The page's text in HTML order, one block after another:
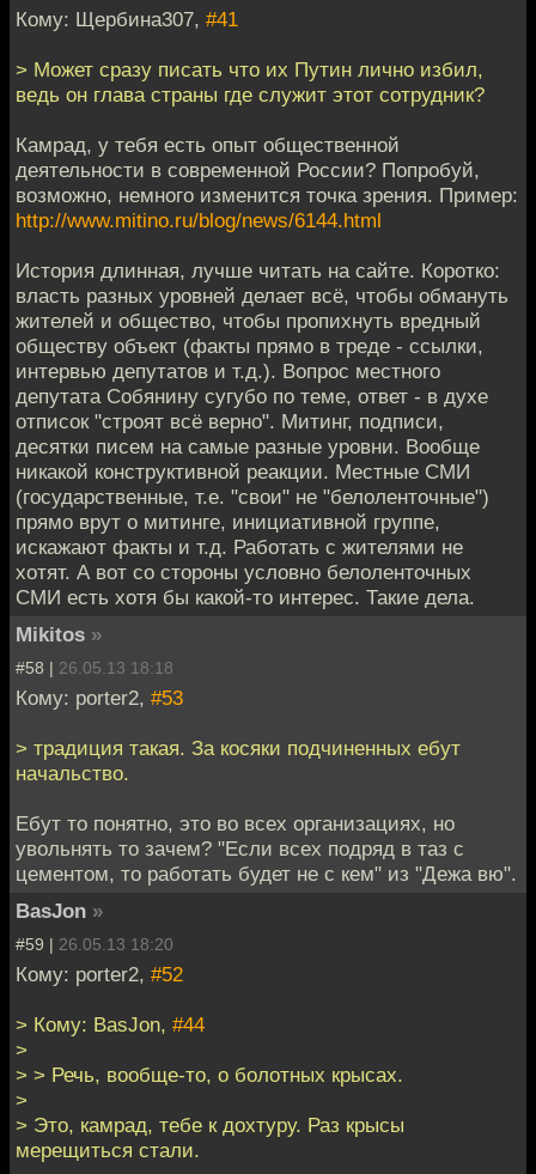
Кому: Щербина307, #41
> Может сразу писать что их Путин лично избил,
ведь он глава страны где служит этот сотрудник?
Камрад, у тебя есть опыт общественной
деятельности в современной России? Попробуй,
возможно, немного изменится точка зрения. Пример:
http://www.mitino.ru/blog/news/6144.html
История длинная, лучше читать на сайте. Коротко:
власть разных уровней делает всё, чтобы обмануть
жителей и общество, чтобы пропихнуть вредный
обществу объект (факты прямо в треде - ссылки,
интервью депутатов и т.д.). Вопрос местного
депутата Собянину сугубо по теме, ответ - в духе
отписок "строят всё верно". Митинг, подписи,
десятки писем на самые разные уровни. Вообще
никакой конструктивной реакции. Местные СМИ
(государственные, т.е. "свои" не "белоленточные")
прямо врут о митинге, инициативной группе,
искажают факты и т.д. Работать с жителями не
хотят. А вот со стороны условно белоленточных
СМИ есть хотя бы какой-то интерес. Такие дела.
Mikitos »
#58 | 26.05.13 18:18
Кому: porter2, #53
> традиция такая. За косяки подчиненных ебут
начальство.
Ебут то понятно, это во всех организациях, но
увольнять то зачем? "Если всех подряд в таз с
цементом, то работать будет не с кем" из "Дежа вю".
BasJon »
#59 | 26.05.13 18:20
Кому: porter2, #52
> Кому: BasJon, #44
>
> > Речь, вообще-то, о болотных крысах.
>
> Это, камрад, тебе к дохтуру. Раз крысы
мерещиться стали.